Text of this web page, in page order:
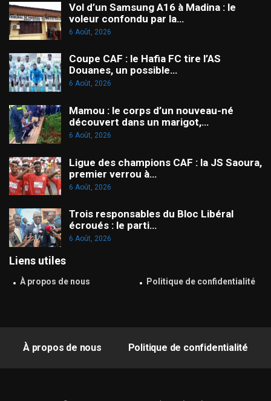
Vol d’un Samsung A16 à Madina : le
voleur confondu par la…
6 Août, 2026
Coupe CAF : le Hafia FC tire l’AS
Douanes, un possible…
6 Août, 2026
Mamou : le corps d’un nouveau-né
découvert dans un marigot,…
6 Août, 2026
Ligue des champions CAF : la JS Saoura,
premier verrou à…
6 Août, 2026
Trois responsables du Bloc Libéral
écroués : le parti…
6 Août, 2026
Liens utiles
À propos de nous Politique de confidentialité
À propos de nous Politique de confidentialité